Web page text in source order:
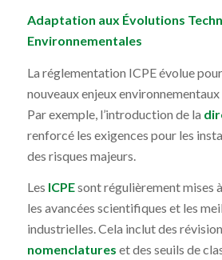
Adaptation aux Évolutions
Environnementales
La réglementation ICPE évolue
nouveaux enjeux
Par exemple, l’introduction de la
renforcé les exigences pour les
des risques majeurs.
Les ICPEsont régulièrement mises
les avancées scientifiques et les
industrielles. Cela inclut des
nomenclatures et des seuils de